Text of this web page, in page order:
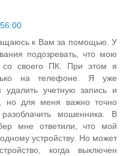
к Вам за помощью. У
подозревать, что мою
со своего ПК. При этом я
на телефоне. Я уже
удалить учетную запись и
но для меня важно точно
мошенника. В
мне ответили, что мой
устройству. Но может
когда выключен